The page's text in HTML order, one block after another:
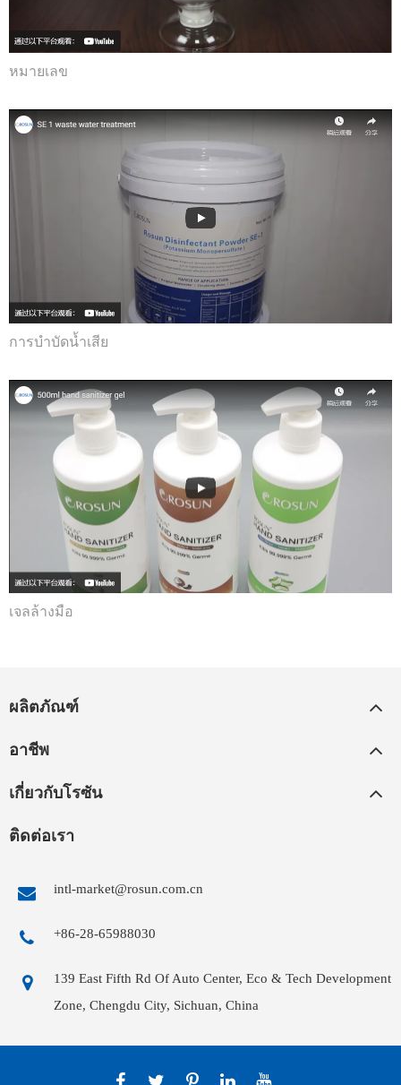
หมายเลข
การบำบัดน้ำเสีย
เจลล้างมือ
ผลิตภัณฑ์
อาชีพ
เกี่ยวกับโรซัน
ติดต่อเรา
intl-market@rosun.com.cn
+86-28-65988030
139 East Fifth Rd Of Auto Center, Eco & Tech Development
Zone, Chengdu City, Sichuan, China